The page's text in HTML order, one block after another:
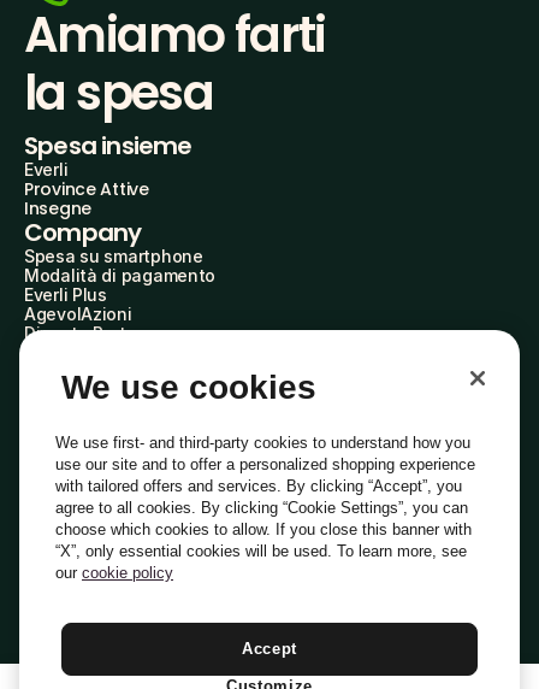
Amiamo farti
la spesa
Spesa insieme
Everli
Province Attive
Insegne
Company
Spesa su smartphone
Modalità di pagamento
Everli Plus
AgevolAzioni
Diventa Partner
Everli Shoppers
About Us
Everli News
Domande frequenti
Lavora con noi
Diventa Shopper
Investitori
PrivacyCookiePreferenze Cookie
Termini e CondizioniCodice Etico
Indirizzo PEC: everli@pec.it - indirizzo DPO: dpo@everli.com
Italiano
We use cookies
We use first- and third-party cookies to understand how you
use our site and to offer a personalized shopping experience
with tailored offers and services. By clicking “Accept”, you
agree to all cookies. By clicking “Cookie Settings”, you can
choose which cookies to allow. If you close this banner with
“X”, only essential cookies will be used. To learn more, see
our cookie policy
Accept